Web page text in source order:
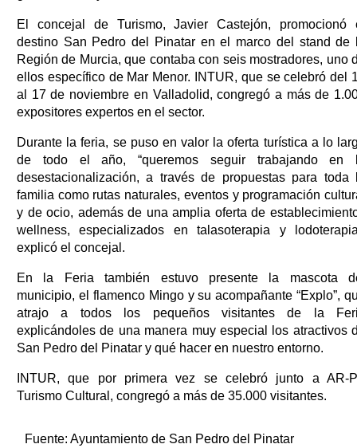
El concejal de Turismo, Javier Castejón, promocionó
destino San Pedro del Pinatar en el marco del stand de
Región de Murcia, que contaba con seis mostradores, uno
ellos específico de Mar Menor. INTUR, que se celebró del
al 17 de noviembre en Valladolid, congregó a más de
expositores expertos en el sector.
Durante la feria, se puso en valor la oferta turística a lo
de todo el año, “queremos seguir trabajando en
desestacionalización, a través de propuestas para toda
familia como rutas naturales, eventos y programación
y de ocio, además de una amplia oferta de
wellness, especializados en talasoterapia y
explicó el concejal.
En la Feria también estuvo presente la mascota
municipio, el flamenco Mingo y su acompañante “Explo”,
atrajo a todos los pequeños visitantes de la
explicándoles de una manera muy especial los atractivos
San Pedro del Pinatar y qué hacer en nuestro entorno.
INTUR, que por primera vez se celebró junto a AR-
Turismo Cultural, congregó a más de 35.000 visitantes.
Fuente: Ayuntamiento de San Pedro del Pinatar